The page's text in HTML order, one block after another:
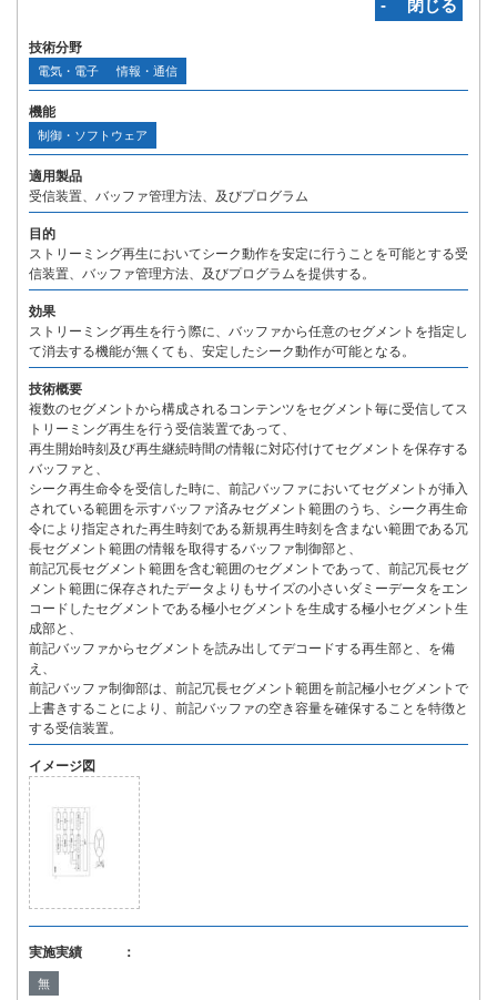
‐ 閉じる
技術分野
電気・電子 情報・通信
機能
制御・ソフトウェア
適用製品
受信装置、バッファ管理方法、及びプログラム
目的
ストリーミング再生においてシーク動作を安定に行うことを可能とする受
信装置、バッファ管理方法、及びプログラムを提供する。
効果
ストリーミング再生を行う際に、バッファから任意のセグメントを指定し
て消去する機能が無くても、安定したシーク動作が可能となる。
技術概要
複数のセグメントから構成されるコンテンツをセグメント毎に受信してス
トリーミング再生を行う受信装置であって、
再生開始時刻及び再生継続時間の情報に対応付けてセグメントを保存する
バッファと、
シーク再生命令を受信した時に、前記バッファにおいてセグメントが挿入
されている範囲を示すバッファ済みセグメント範囲のうち、シーク再生命
令により指定された再生時刻である新規再生時刻を含まない範囲である冗
長セグメント範囲の情報を取得するバッファ制御部と、
前記冗長セグメント範囲を含む範囲のセグメントであって、前記冗長セグ
メント範囲に保存されたデータよりもサイズの小さいダミーデータをエン
コードしたセグメントである極小セグメントを生成する極小セグメント生
成部と、
前記バッファからセグメントを読み出してデコードする再生部と、を備
え、
前記バッファ制御部は、前記冗長セグメント範囲を前記極小セグメントで
上書きすることにより、前記バッファの空き容量を確保することを特徴と
する受信装置。
イメージ図
実施実績 ：
無